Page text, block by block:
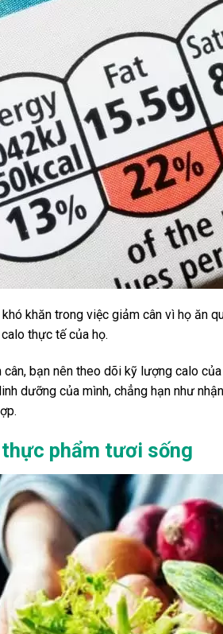
khăn trong việc giảm cân vì họ ăn
thực tế của họ.
cân, bạn nên theo dõi kỹ lượng calo
dưỡng của mình, chẳng hạn như
phẩm tươi sống